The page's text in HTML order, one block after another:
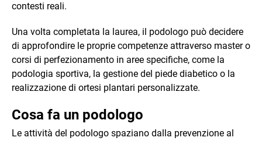
contesti reali.
Una volta completata la laurea, il podologo può decidere
di approfondire le proprie competenze attraverso master o
corsi di perfezionamento in aree specifiche, come la
podologia sportiva, la gestione del piede diabetico o la
realizzazione di ortesi plantari personalizzate.
Cosa fa un podologo
Le attività del podologo spaziano dalla prevenzione al